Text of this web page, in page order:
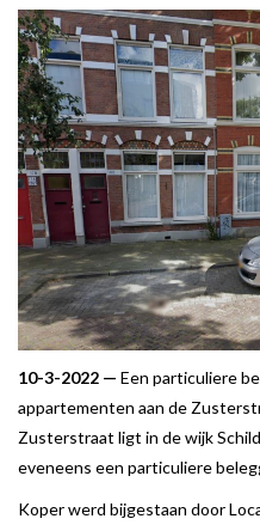
10-3-2022 — Een particuliere
appartementen aan de
Zusterstraat ligt in de wijk
eveneens een particuliere
Koper werd bijgestaan door